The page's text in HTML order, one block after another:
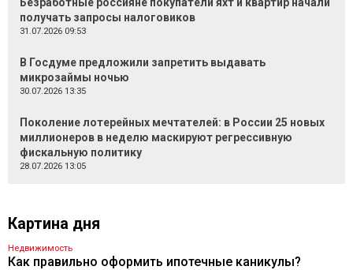
получать запросы налоговиков
31.07.2026 09:53
В Госдуме предложили запретить выдавать
микрозаймы ночью
30.07.2026 13:35
Поколение лотерейных мечтателей: в России 25 новых
миллионеров в неделю маскируют регрессивную
фискальную политику
28.07.2026 13:05
Картина дня
Недвижимость
Как правильно оформить ипотечные каникулы?